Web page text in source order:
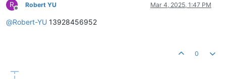
R
Offline
Robert YU Mar 4, 2025, 1:47 PM
@Robert-YU 13928456952
0